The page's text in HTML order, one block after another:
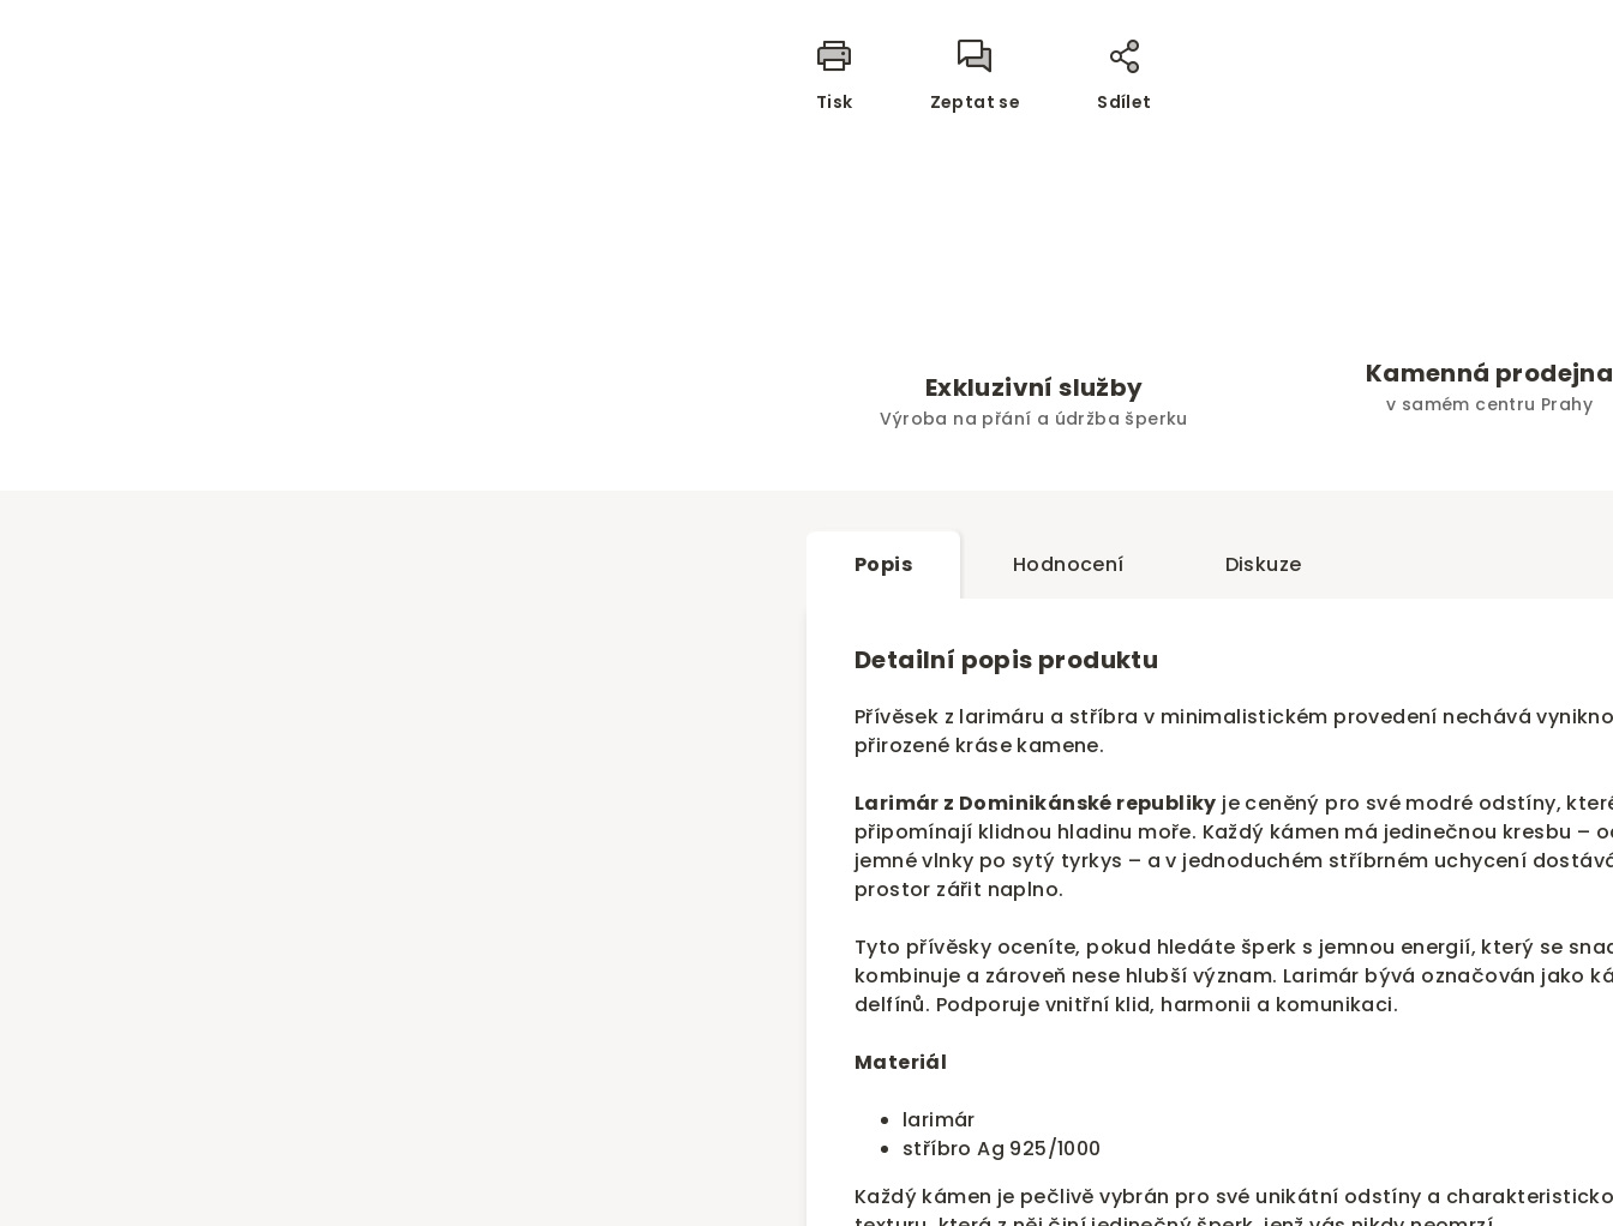
Tisk Zeptat se Sdílet
Exkluzivní služby
Výroba na přání a údržba šperku
Kamenná prodejna
v samém centru Prahy
Popis Hodnocení Diskuze
Detailní popis produktu
Přívěsek z larimáru a stříbra v minimalistickém provedení nechává
přirozené kráse kamene.
Larimár z Dominikánské republiky je ceněný pro své modré odstíny,
připomínají klidnou hladinu moře. Každý kámen má jedinečnou kresbu –
jemné vlnky po sytý tyrkys – a v jednoduchém stříbrném uchycení
prostor zářit naplno.
Tyto přívěsky oceníte, pokud hledáte šperk s jemnou energií, který se
kombinuje a zároveň nese hlubší význam. Larimár bývá označován jako
delfínů. Podporuje vnitřní klid, harmonii a komunikaci.
Materiál
larimár
stříbro Ag 925/1000
Každý kámen je pečlivě vybrán pro své unikátní odstíny a